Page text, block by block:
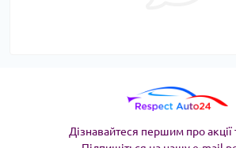
Дізнавайтеся першим про акції